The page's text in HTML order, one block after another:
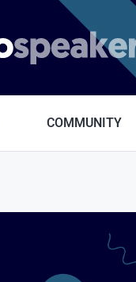
Radiospeaker.it
COMMUNITY